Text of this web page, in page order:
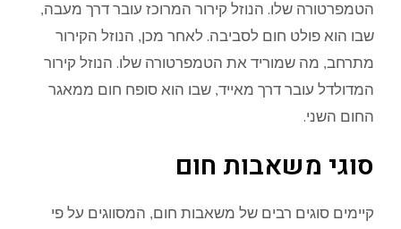
הטמפרטורה שלו. הנוזל קירור המרוכז עובר דרך מעבה,
שבו הוא פולט חום לסביבה. לאחר מכן, הנוזל הקירור
מתרחב, מה שמוריד את הטמפרטורה שלו. הנוזל קירור
המדולדל עובר דרך מאייד, שבו הוא סופח חום ממאגר
החום השני.
סוגי משאבות חום
קיימים סוגים רבים של משאבות חום, המסווגים על פי